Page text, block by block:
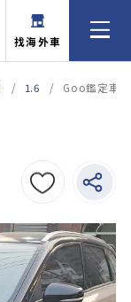
找海外車
1.6 Goo鑑定車